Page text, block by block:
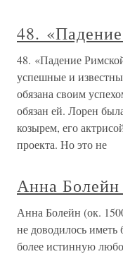
48.
48. «Падение
успешные и
обязана своим
обязан ей. Лорен
козырем, его
проекта. Но это не
Анна Болейн
Анна Болейн (ок.
не доводилось иметь
более истинную